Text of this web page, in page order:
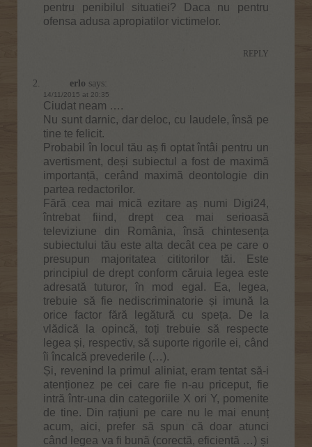
pentru penibilul situatiei? Daca nu pentru
ofensa adusa apropiatilor victimelor.
REPLY
erlo says:
14/11/2015 at 20:35
Ciudat neam ….
Nu sunt darnic, dar deloc, cu laudele, însă pe
tine te felicit.
Probabil în locul tău aș fi optat întâi pentru un
avertisment, deși subiectul a fost de maximă
importanță, cerând maximă deontologie din
partea redactorilor.
Fără cea mai mică ezitare aș numi Digi24,
întrebat fiind, drept cea mai serioasă
televiziune din România, însă chintesența
subiectului tău este alta decât cea pe care o
presupun majoritatea cititorilor tăi. Este
principiul de drept conform căruia legea este
adresată tuturor, în mod egal. Ea, legea,
trebuie să fie nediscriminatorie și imună la
orice factor fără legătură cu speța. De la
vlădică la opincă, toți trebuie să respecte
legea și, respectiv, să suporte rigorile ei, când
îi încalcă prevederile (…).
Și, revenind la primul aliniat, eram tentat să-i
atenționez pe cei care fie n-au priceput, fie
intră într-una din categoriile X ori Y, pomenite
de tine. Din rațiuni pe care nu le mai enunț
acum, aici, prefer să spun că doar atunci
când legea va fi bună (corectă, eficientă …) și